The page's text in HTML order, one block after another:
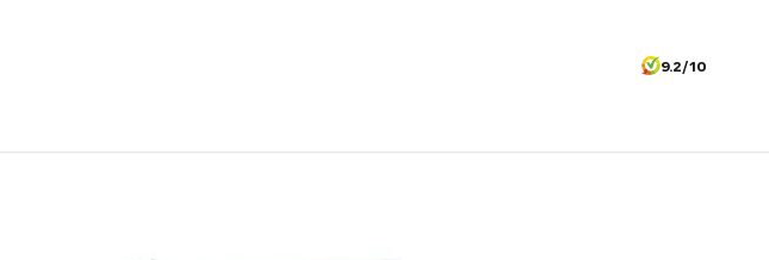
9.2/10